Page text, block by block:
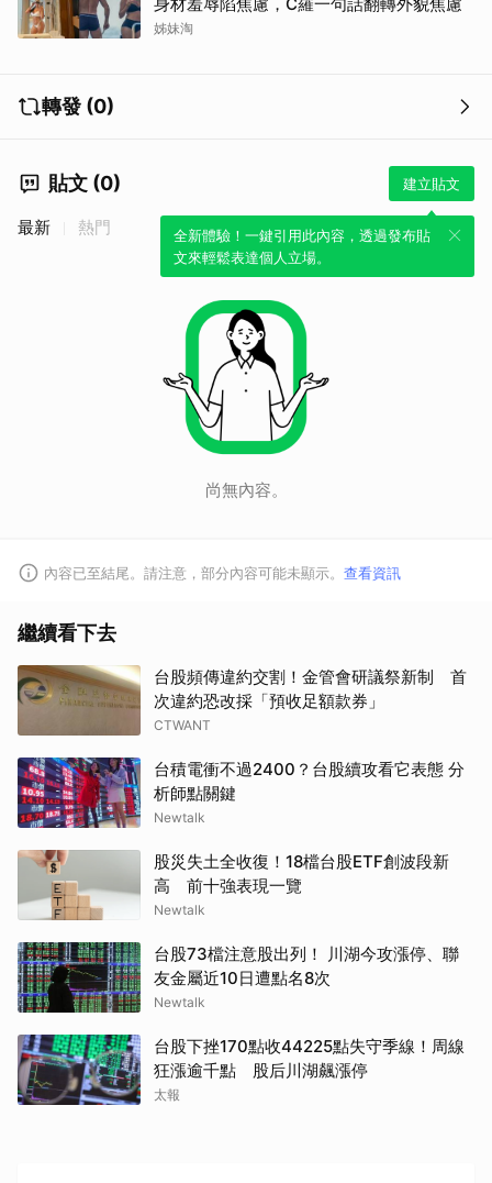
姊妹淘
轉發 (0)
貼文 (0) 建立貼文
全新體驗！一鍵引用此內容，透過發布貼
文來輕鬆表達個人立場。
最新 熱門
尚無內容。
內容已至結尾。請注意，部分內容可能未顯示。 查看資訊
繼續看下去
台股頻傳違約交割！金管會研議祭新制 首
次違約恐改採「預收足額款券」
CTWANT
台積電衝不過2400？台股續攻看它表態 分
析師點關鍵
Newtalk
股災失土全收復！18檔台股ETF創波段新
高 前十強表現一覽
Newtalk
台股73檔注意股出列！ 川湖今攻漲停、聯
友金屬近10日遭點名8次
Newtalk
台股下挫170點收44225點失守季線！周線
狂漲逾千點 股后川湖飆漲停
太報